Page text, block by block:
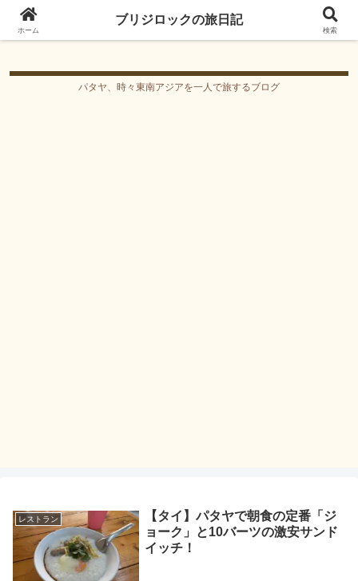
ブリジロックの旅日記
パタヤ、時々東南アジアを一人で旅するブログ
レストラン
【タイ】パタヤで朝食の定番「ジ
ョーク」と10バーツの激安サンド
イッチ！
ホーム
ブリジロックの旅日記
検索